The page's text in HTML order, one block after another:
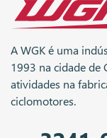
A WGK é uma
1993 na cidade de
atividades na
ciclomotores.